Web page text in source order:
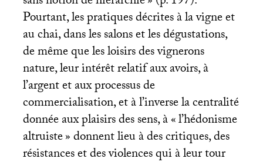
Pourtant, les pratiques décrites à la vigne et
au chai, dans les salons et les dégustations,
de même que les loisirs des vignerons
nature, leur intérêt relatif aux avoirs, à
l’argent et aux processus de
commercialisation, et à l’inverse la centralité
donnée aux plaisirs des sens, à «l’hédonisme
altruiste» donnent lieu à des critiques, des
résistances et des violences qui à leur tour